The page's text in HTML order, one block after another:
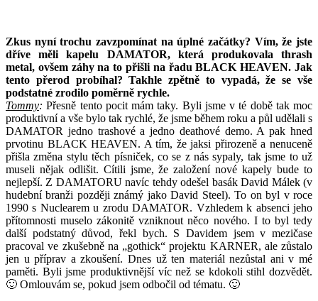
Zkus nyní trochu zavzpomínat na úplné začátky? Vím, že jste
dříve měli kapelu DAMATOR, která produkovala thrash
metal, ovšem záhy na to přišli na řadu BLACK HEAVEN. Jak
tento přerod probíhal? Takhle zpětně to vypadá, že se vše
podstatné zrodilo poměrně rychle.
Tommy: Přesně tento pocit mám taky. Byli jsme v té době tak moc
produktivní a vše bylo tak rychlé, že jsme během roku a půl udělali s
DAMATOR jedno trashové a jedno deathové demo. A pak hned
prvotinu BLACK HEAVEN. A tím, že jaksi přirozeně a nenuceně
přišla změna stylu těch písniček, co se z nás sypaly, tak jsme to už
museli nějak odlišit. Cítili jsme, že založení nové kapely bude to
nejlepší. Z DAMATORU navíc tehdy odešel basák David Málek (v
hudební branži později známý jako David Steel). To on byl v roce
1990 s Nuclearem u zrodu DAMATOR. Vzhledem k absenci jeho
přítomnosti muselo zákonitě vzniknout něco nového. I to byl tedy
další podstatný důvod, řekl bych. S Davidem jsem v mezičase
pracoval ve zkušebně na „gothick“ projektu KARNER, ale zůstalo
jen u příprav a zkoušení. Dnes už ten materiál nezůstal ani v mé
paměti. Byli jsme produktivnější víc než se kdokoli stihl dozvědět.
🙂 Omlouvám se, pokud jsem odbočil od tématu. 🙂